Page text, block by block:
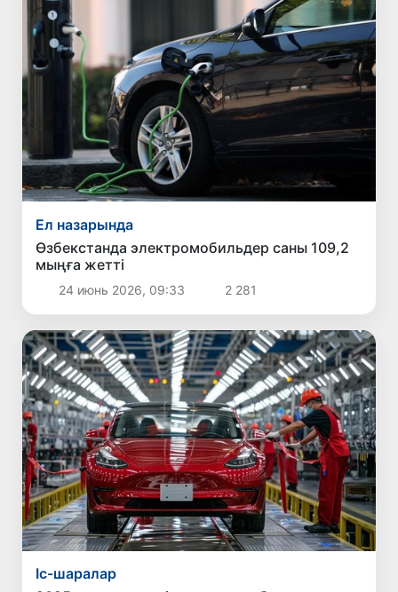
Ел назарында
Өзбекстанда электромобильдер саны 109,2
мыңға жетті
24 июнь 2026, 09:33 2 281
Іс-шаралар